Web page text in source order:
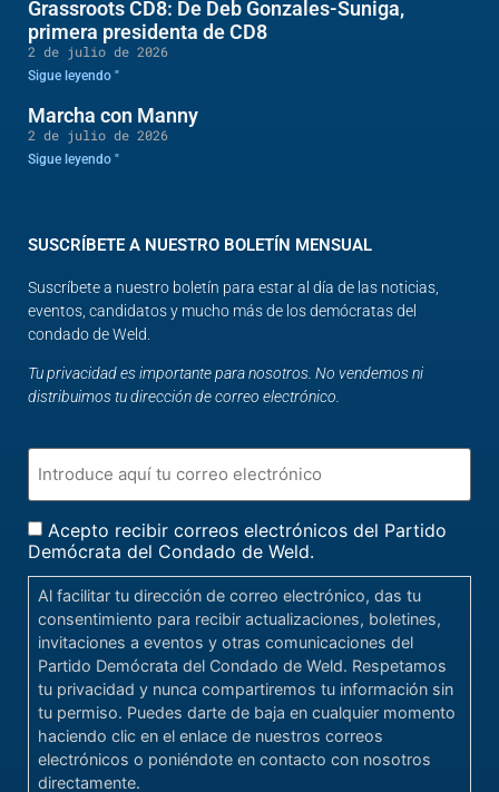
Grassroots CD8: De Deb Gonzales-Suniga,
primera presidenta de CD8
2 de julio de 2026
Sigue leyendo "
Marcha con Manny
2 de julio de 2026
Sigue leyendo "
SUSCRÍBETE A NUESTRO BOLETÍN MENSUAL
Suscríbete a nuestro boletín para estar al día de las noticias,
eventos, candidatos y mucho más de los demócratas del
condado de Weld.
Tu privacidad es importante para nosotros. No vendemos ni
distribuimos tu dirección de correo electrónico.
Acepto recibir correos electrónicos del Partido
Demócrata del Condado de Weld.
Al facilitar tu dirección de correo electrónico, das tu
consentimiento para recibir actualizaciones, boletines,
invitaciones a eventos y otras comunicaciones del
Partido Demócrata del Condado de Weld. Respetamos
tu privacidad y nunca compartiremos tu información sin
tu permiso. Puedes darte de baja en cualquier momento
haciendo clic en el enlace de nuestros correos
electrónicos o poniéndote en contacto con nosotros
directamente.